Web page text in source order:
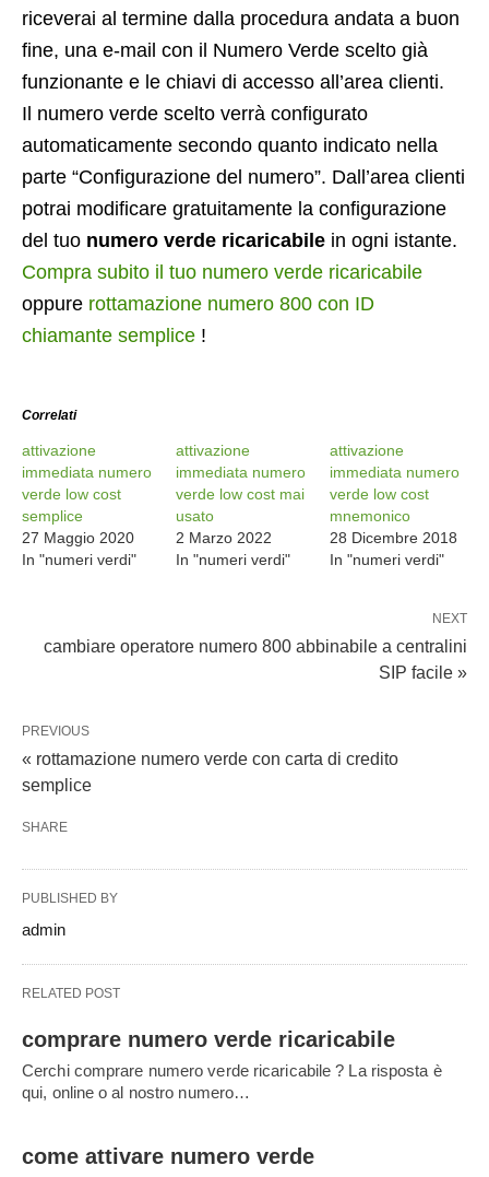
riceverai al termine dalla procedura andata a buon
fine, una e-mail con il Numero Verde scelto già
funzionante e le chiavi di accesso all’area clienti.
Il numero verde scelto verrà configurato
automaticamente secondo quanto indicato nella
parte “Configurazione del numero”. Dall’area clienti
potrai modificare gratuitamente la configurazione
del tuo numero verde ricaricabile in ogni istante.
Compra subito il tuo numero verde ricaricabile
oppure rottamazione numero 800 con ID
chiamante semplice !
Correlati
attivazione
immediata numero
verde low cost
semplice
27 Maggio 2020
In "numeri verdi"
attivazione
immediata numero
verde low cost mai
usato
2 Marzo 2022
In "numeri verdi"
attivazione
immediata numero
verde low cost
mnemonico
28 Dicembre 2018
In "numeri verdi"
NEXT
cambiare operatore numero 800 abbinabile a centralini
SIP facile »
PREVIOUS
« rottamazione numero verde con carta di credito
semplice
SHARE
PUBLISHED BY
admin
RELATED POST
comprare numero verde ricaricabile
Cerchi comprare numero verde ricaricabile ? La risposta è
qui, online o al nostro numero…
come attivare numero verde